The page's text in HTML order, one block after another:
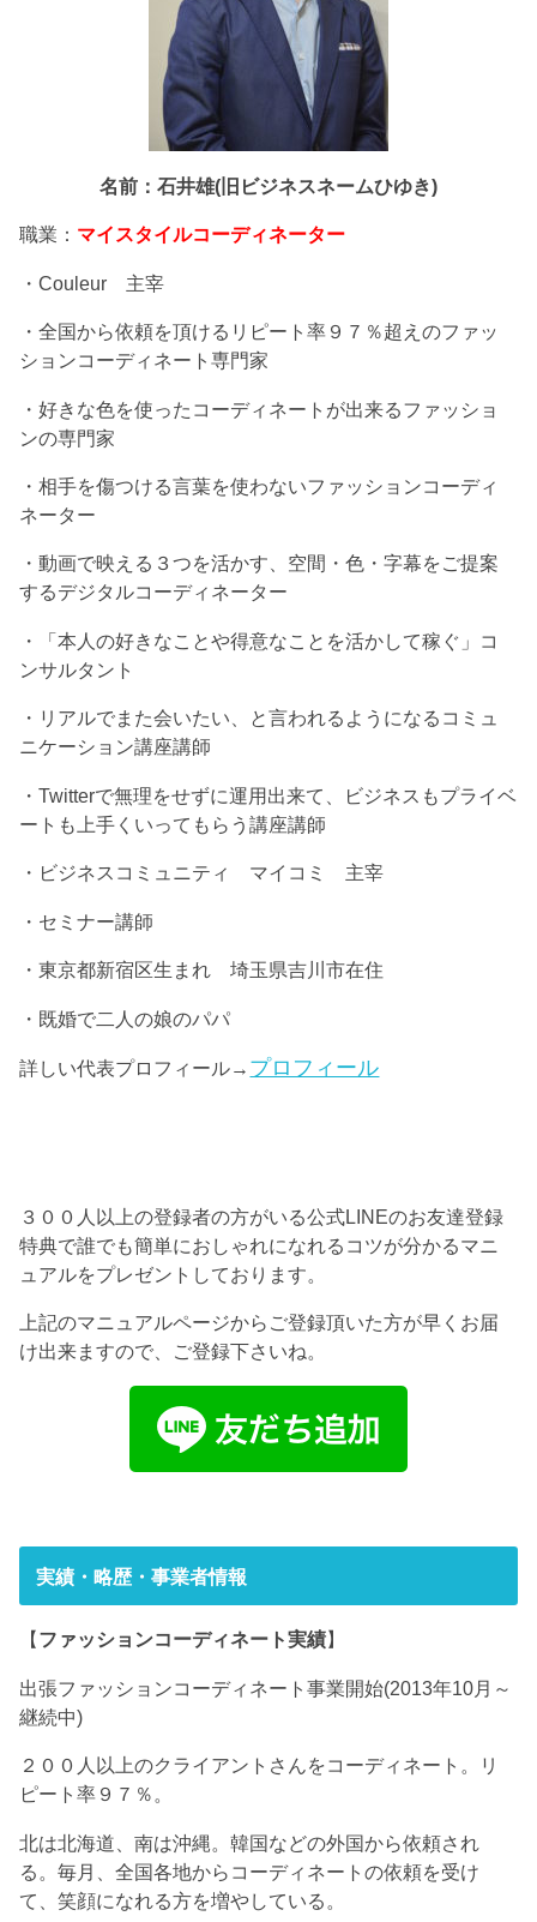
名前：石井雄(旧ビジネスネームひゆき)
職業： マイスタイルコーディネーター
・Couleur 主宰
・全国から依頼を頂けるリピート率９７％超えのファッ
ションコーディネート専門家
・好きな色を使ったコーディネートが出来るファッショ
ンの専門家
・相手を傷つける言葉を使わないファッションコーディ
ネーター
・動画で映える３つを活かす、空間・色・字幕をご提案
するデジタルコーディネーター
・「本人の好きなことや得意なことを活かして稼ぐ」コ
ンサルタント
・リアルでまた会いたい、と言われるようになるコミュ
ニケーション講座講師
・Twitterで無理をせずに運用出来て、ビジネスもプライベ
ートも上手くいってもらう講座講師
・ビジネスコミュニティ マイコミ 主宰
・セミナー講師
・東京都新宿区生まれ 埼玉県吉川市在住
・既婚で二人の娘のパパ
詳しい代表プロフィール→ プロフィール
３００人以上の登録者の方がいる公式LINEのお友達登録
特典で誰でも簡単におしゃれになれるコツが分かるマニ
ュアルをプレゼントしております。
上記のマニュアルページからご登録頂いた方が早くお届
け出来ますので、ご登録下さいね。
実績・略歴・事業者情報
【 ファッションコーディネート実績】
出張ファッションコーディネート事業開始(2013年10月～
継続中)
２００人以上のクライアントさんをコーディネート。リ
ピート率９７％。
北は北海道、南は沖縄。韓国などの外国から依頼され
る。毎月、全国各地からコーディネートの依頼を受け
て、笑顔になれる方を増やしている。